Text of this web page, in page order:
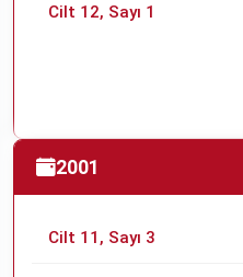
Cilt 12, Sayı 1
2001
Cilt 11, Sayı 3